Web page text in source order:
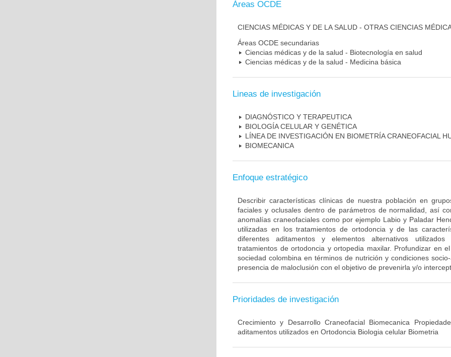
Áreas OCDE
CIENCIAS MÉDICAS Y DE LA SALUD - OTRAS CIENCIAS
Áreas OCDE secundarias
Ciencias médicas y de la salud - Biotecnología en salud
Ciencias médicas y de la salud - Medicina básica
Lineas de investigación
DIAGNÓSTICO Y TERAPEUTICA
BIOLOGÍA CELULAR Y GENÉTICA
LÍNEA DE INVESTIGACIÓN EN BIOMETRÍA CRANEOFACIAL
BIOMECANICA
Enfoque estratégico
Describir características clínicas de nuestra población en
faciales y oclusales dentro de parámetros de normalidad, así
anomalías craneofaciales como por ejemplo Labio y Paladar
utilizadas en los tratamientos de ortodoncia y de las
diferentes aditamentos y elementos alternativos
tratamientos de ortodoncia y ortopedia maxilar. Profundizar en
sociedad colombina en términos de nutrición y condiciones
presencia de maloclusión con el objetivo de prevenirla y/o
Prioridades de investigación
Crecimiento y Desarrollo Craneofacial Biomecanica
aditamentos utilizados en Ortodoncia Biologia celular Biometria